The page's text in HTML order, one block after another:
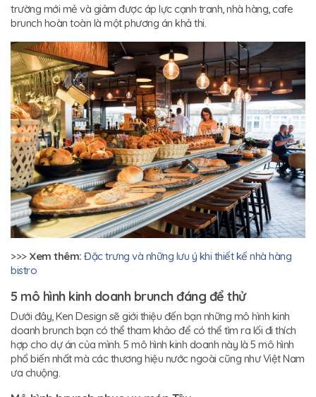
trường mới mẻ và giảm được áp lực cạnh tranh, nhà hàng, cafe
brunch hoàn toàn là một phương án khả thi.
>>> Xem thêm: Đặc trưng và những lưu ý khi thiết kế nhà hàng
bistro
5 mô hình kinh doanh brunch đáng để thử
Dưới đây, Ken Design sẽ giới thiệu đến bạn những mô hình kinh
doanh brunch bạn có thể tham khảo để có thể tìm ra lối đi thích
hợp cho dự án của mình. 5 mô hình kinh doanh này là 5 mô hình
phổ biến nhất mà các thương hiệu nước ngoài cũng như Việt Nam
ưa chuộng.